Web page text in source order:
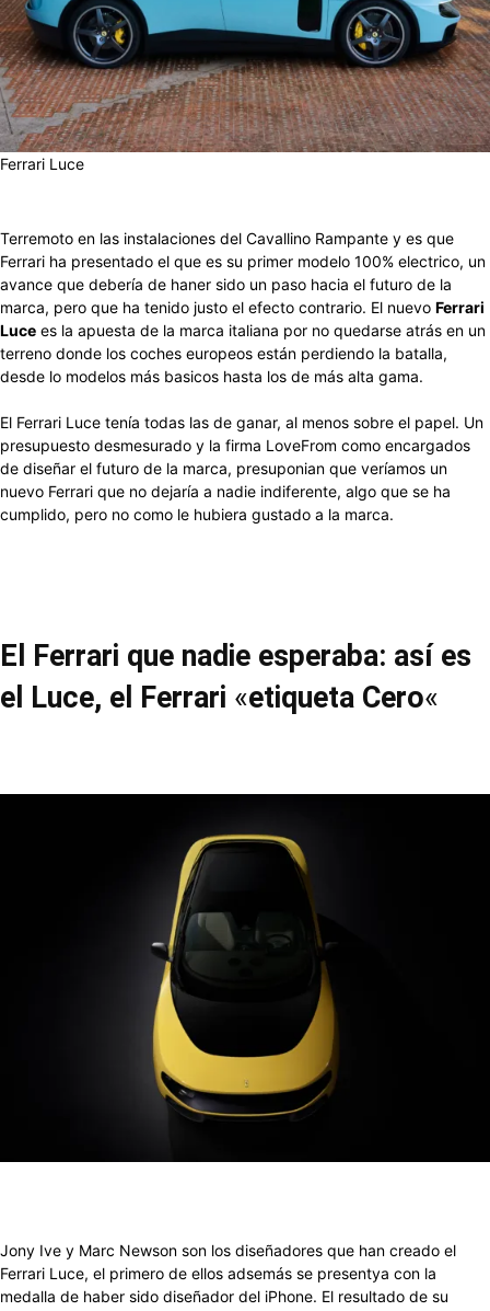
Ferrari Luce
Terremoto en las instalaciones del Cavallino Rampante y es que
Ferrari ha presentado el que es su primer modelo 100% electrico, un
avance que debería de haner sido un paso hacia el futuro de la
marca, pero que ha tenido justo el efecto contrario. El nuevo Ferrari
Luce es la apuesta de la marca italiana por no quedarse atrás en un
terreno donde los coches europeos están perdiendo la batalla,
desde lo modelos más basicos hasta los de más alta gama.
El Ferrari Luce tenía todas las de ganar, al menos sobre el papel. Un
presupuesto desmesurado y la firma LoveFrom como encargados
de diseñar el futuro de la marca, presuponian que veríamos un
nuevo Ferrari que no dejaría a nadie indiferente, algo que se ha
cumplido, pero no como le hubiera gustado a la marca.
El Ferrari que nadie esperaba: así es
el Luce, el Ferrari «etiqueta Cero«
Jony Ive y Marc Newson son los diseñadores que han creado el
Ferrari Luce, el primero de ellos adsemás se presentya con la
medalla de haber sido diseñador del iPhone. El resultado de su